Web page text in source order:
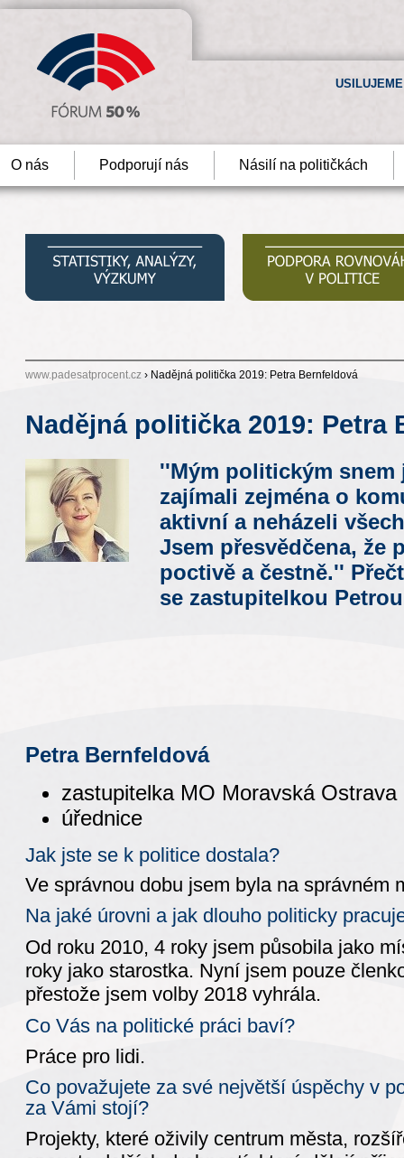
O nás Podporují nás Násilí na političkách
www.padesatprocent.cz › Nadějná politička 2019: Petra Bernfeldová
Nadějná politička 2019: Petra
''Mým politickým snem
zajímali zejména o
aktivní a neházeli
Jsem přesvědčena, že
poctivě a čestně.''
se zastupitelkou
Petra Bernfeldová
zastupitelka MO Moravská Ostrava
úřednice
Jak jste se k politice dostala?
Ve správnou dobu jsem byla na správném
Na jaké úrovni a jak dlouho politicky
Od roku 2010, 4 roky jsem působila jako
roky jako starostka. Nyní jsem pouze
přestože jsem volby 2018 vyhrála.
Co Vás na politické práci baví?
Práce pro lidi.
Co považujete za své největší úspěchy v
za Vámi stojí?
Projekty, které oživily centrum města,